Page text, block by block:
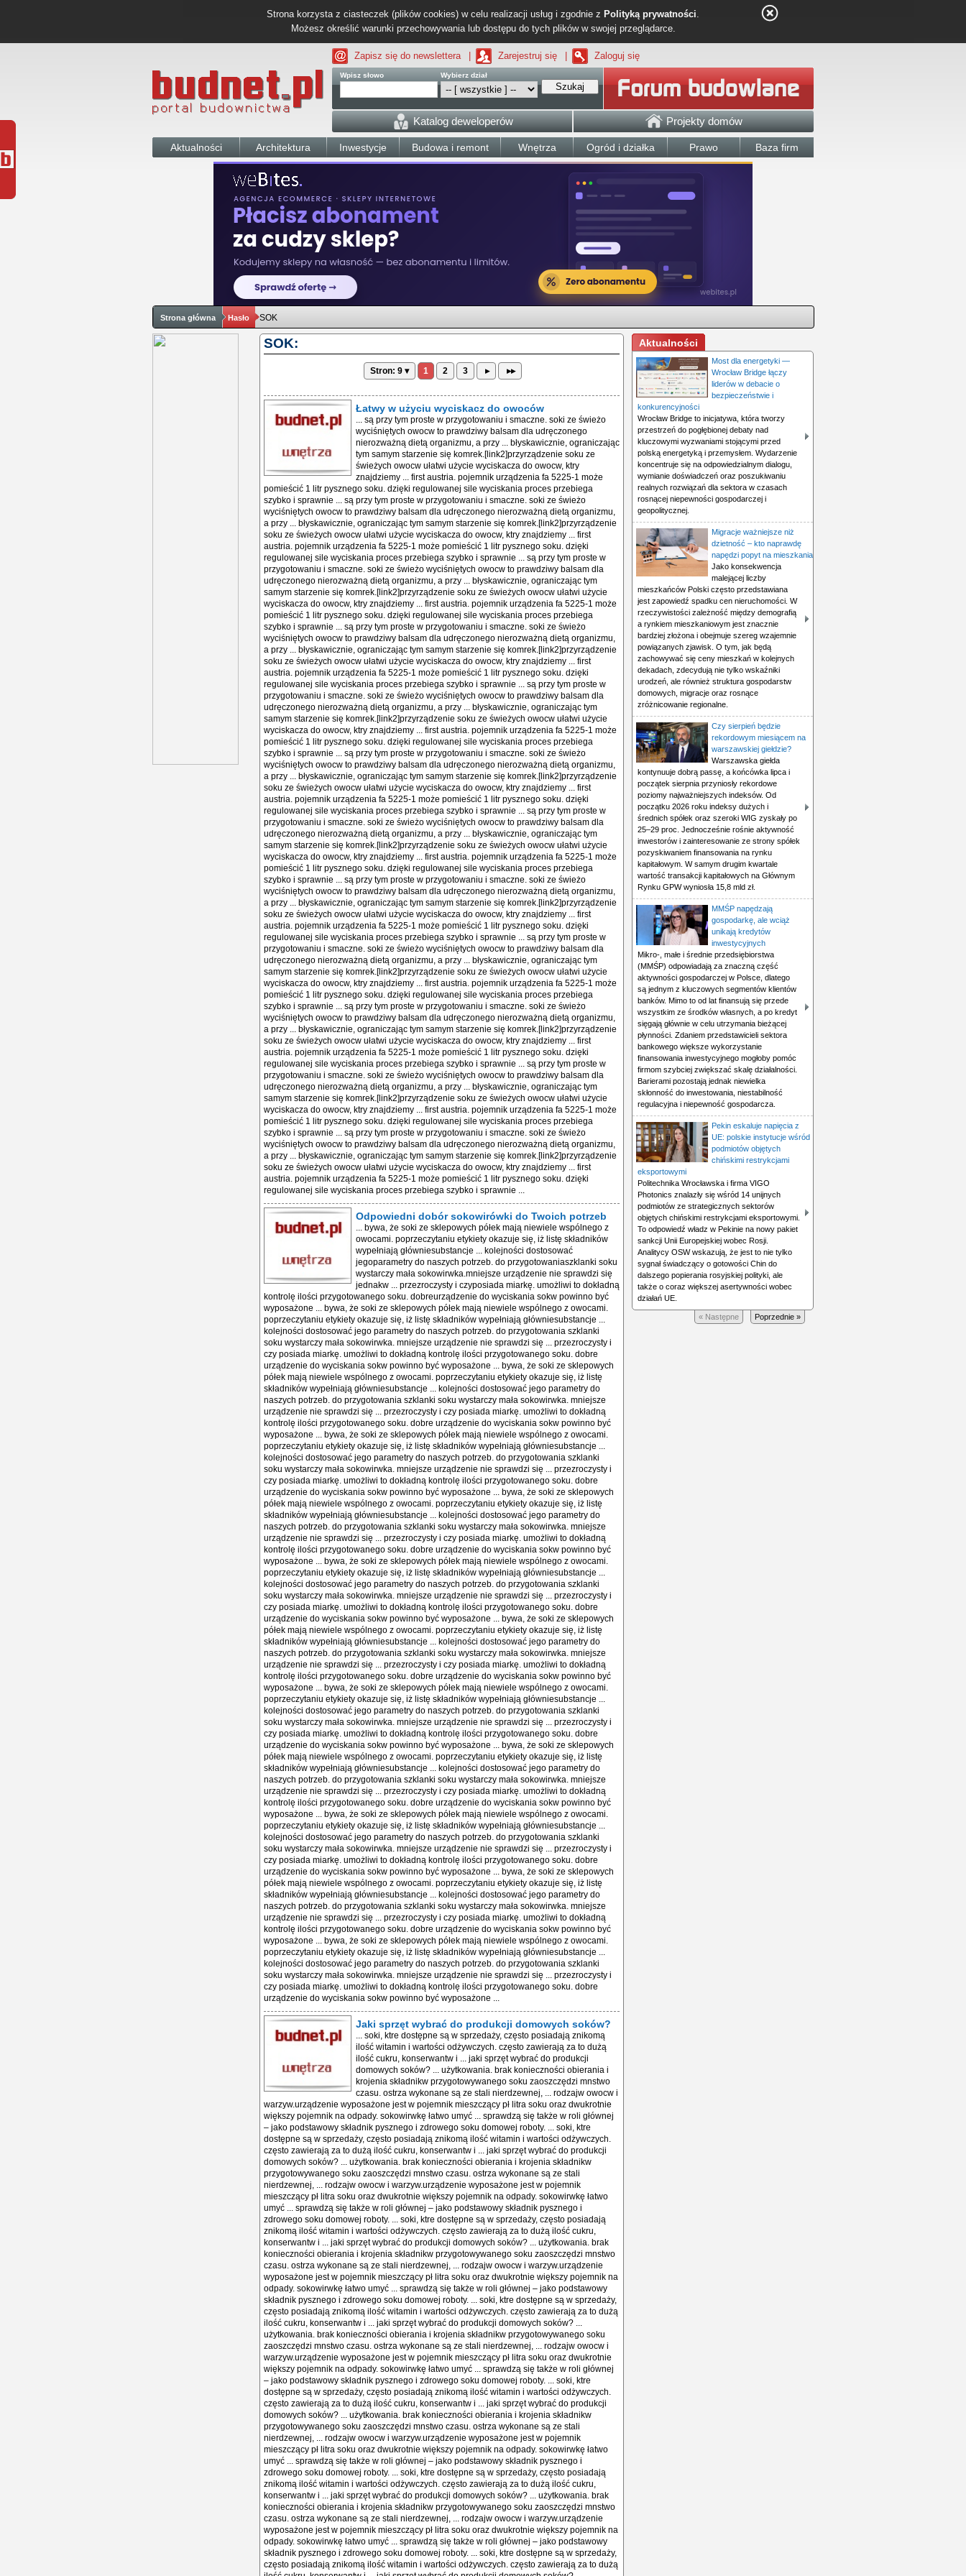
Strona korzysta z ciasteczek (plików cookies) w celu realizacji usług i zgodnie z Polityką prywatności.
Możesz określić warunki przechowywania lub dostępu do tych plików w swojej przeglądarce.
Zapisz się do newslettera Zarejestruj się Zaloguj się
Wpisz słowo Wybierz dział
Szukaj
Katalog deweloperów Projekty domów
Aktualności Architektura Inwestycje Budowa i remont Wnętrza Ogród i działka Prawo Baza firm
Strona główna Hasło SOK
SOK:
Stron: 9 ▾ 1 2 3 ▸ ▸▸
Łatwy w użyciu wyciskacz do owoców
... są przy tym proste w przygotowaniu i smaczne. soki ze świeżo
wyciśniętych owocw to prawdziwy balsam dla udręczonego
nierozważną dietą organizmu, a przy ... błyskawicznie, ograniczając
tym samym starzenie się komrek.[link2]przyrządzenie soku ze
świeżych owocw ułatwi użycie wyciskacza do owocw, ktry
znajdziemy ... first austria. pojemnik urządzenia fa 5225-1 może
pomieścić 1 litr pysznego soku. dzięki regulowanej sile wyciskania proces przebiega
szybko i sprawnie ... są przy tym proste w przygotowaniu i smaczne. soki ze świeżo
wyciśniętych owocw to prawdziwy balsam dla udręczonego nierozważną dietą organizmu,
a przy ... błyskawicznie, ograniczając tym samym starzenie się komrek.[link2]przyrządzenie
soku ze świeżych owocw ułatwi użycie wyciskacza do owocw, ktry znajdziemy ... first
austria. pojemnik urządzenia fa 5225-1 może pomieścić 1 litr pysznego soku. dzięki
regulowanej sile wyciskania proces przebiega szybko i sprawnie ... są przy tym proste w
przygotowaniu i smaczne. soki ze świeżo wyciśniętych owocw to prawdziwy balsam dla
udręczonego nierozważną dietą organizmu, a przy ... błyskawicznie, ograniczając tym
samym starzenie się komrek.[link2]przyrządzenie soku ze świeżych owocw ułatwi użycie
wyciskacza do owocw, ktry znajdziemy ... first austria. pojemnik urządzenia fa 5225-1 może
pomieścić 1 litr pysznego soku. dzięki regulowanej sile wyciskania proces przebiega
szybko i sprawnie ... są przy tym proste w przygotowaniu i smaczne. soki ze świeżo
wyciśniętych owocw to prawdziwy balsam dla udręczonego nierozważną dietą organizmu,
a przy ... błyskawicznie, ograniczając tym samym starzenie się komrek.[link2]przyrządzenie
soku ze świeżych owocw ułatwi użycie wyciskacza do owocw, ktry znajdziemy ... first
austria. pojemnik urządzenia fa 5225-1 może pomieścić 1 litr pysznego soku. dzięki
regulowanej sile wyciskania proces przebiega szybko i sprawnie ... są przy tym proste w
przygotowaniu i smaczne. soki ze świeżo wyciśniętych owocw to prawdziwy balsam dla
udręczonego nierozważną dietą organizmu, a przy ... błyskawicznie, ograniczając tym
samym starzenie się komrek.[link2]przyrządzenie soku ze świeżych owocw ułatwi użycie
wyciskacza do owocw, ktry znajdziemy ... first austria. pojemnik urządzenia fa 5225-1 może
pomieścić 1 litr pysznego soku. dzięki regulowanej sile wyciskania proces przebiega
szybko i sprawnie ... są przy tym proste w przygotowaniu i smaczne. soki ze świeżo
wyciśniętych owocw to prawdziwy balsam dla udręczonego nierozważną dietą organizmu,
a przy ... błyskawicznie, ograniczając tym samym starzenie się komrek.[link2]przyrządzenie
soku ze świeżych owocw ułatwi użycie wyciskacza do owocw, ktry znajdziemy ... first
austria. pojemnik urządzenia fa 5225-1 może pomieścić 1 litr pysznego soku. dzięki
regulowanej sile wyciskania proces przebiega szybko i sprawnie ... są przy tym proste w
przygotowaniu i smaczne. soki ze świeżo wyciśniętych owocw to prawdziwy balsam dla
udręczonego nierozważną dietą organizmu, a przy ... błyskawicznie, ograniczając tym
samym starzenie się komrek.[link2]przyrządzenie soku ze świeżych owocw ułatwi użycie
wyciskacza do owocw, ktry znajdziemy ... first austria. pojemnik urządzenia fa 5225-1 może
pomieścić 1 litr pysznego soku. dzięki regulowanej sile wyciskania proces przebiega
szybko i sprawnie ... są przy tym proste w przygotowaniu i smaczne. soki ze świeżo
wyciśniętych owocw to prawdziwy balsam dla udręczonego nierozważną dietą organizmu,
a przy ... błyskawicznie, ograniczając tym samym starzenie się komrek.[link2]przyrządzenie
soku ze świeżych owocw ułatwi użycie wyciskacza do owocw, ktry znajdziemy ... first
austria. pojemnik urządzenia fa 5225-1 może pomieścić 1 litr pysznego soku. dzięki
regulowanej sile wyciskania proces przebiega szybko i sprawnie ... są przy tym proste w
przygotowaniu i smaczne. soki ze świeżo wyciśniętych owocw to prawdziwy balsam dla
udręczonego nierozważną dietą organizmu, a przy ... błyskawicznie, ograniczając tym
samym starzenie się komrek.[link2]przyrządzenie soku ze świeżych owocw ułatwi użycie
wyciskacza do owocw, ktry znajdziemy ... first austria. pojemnik urządzenia fa 5225-1 może
pomieścić 1 litr pysznego soku. dzięki regulowanej sile wyciskania proces przebiega
szybko i sprawnie ... są przy tym proste w przygotowaniu i smaczne. soki ze świeżo
wyciśniętych owocw to prawdziwy balsam dla udręczonego nierozważną dietą organizmu,
a przy ... błyskawicznie, ograniczając tym samym starzenie się komrek.[link2]przyrządzenie
soku ze świeżych owocw ułatwi użycie wyciskacza do owocw, ktry znajdziemy ... first
austria. pojemnik urządzenia fa 5225-1 może pomieścić 1 litr pysznego soku. dzięki
regulowanej sile wyciskania proces przebiega szybko i sprawnie ... są przy tym proste w
przygotowaniu i smaczne. soki ze świeżo wyciśniętych owocw to prawdziwy balsam dla
udręczonego nierozważną dietą organizmu, a przy ... błyskawicznie, ograniczając tym
samym starzenie się komrek.[link2]przyrządzenie soku ze świeżych owocw ułatwi użycie
wyciskacza do owocw, ktry znajdziemy ... first austria. pojemnik urządzenia fa 5225-1 może
pomieścić 1 litr pysznego soku. dzięki regulowanej sile wyciskania proces przebiega
szybko i sprawnie ... są przy tym proste w przygotowaniu i smaczne. soki ze świeżo
wyciśniętych owocw to prawdziwy balsam dla udręczonego nierozważną dietą organizmu,
a przy ... błyskawicznie, ograniczając tym samym starzenie się komrek.[link2]przyrządzenie
soku ze świeżych owocw ułatwi użycie wyciskacza do owocw, ktry znajdziemy ... first
austria. pojemnik urządzenia fa 5225-1 może pomieścić 1 litr pysznego soku. dzięki
regulowanej sile wyciskania proces przebiega szybko i sprawnie ...
Odpowiedni dobór sokowirówki do Twoich potrzeb
... bywa, że soki ze sklepowych półek mają niewiele wspólnego z
owocami. poprzeczytaniu etykiety okazuje się, iż listę składników
wypełniają główniesubstancje ... kolejności dostosować
jegoparametry do naszych potrzeb. do przygotowaniaszklanki soku
wystarczy mała sokowirwka.mniejsze urządzenie nie sprawdzi się
jednakw ... przezroczysty i czyposiada miarkę. umożliwi to dokładną
kontrolę ilości przygotowanego soku. dobreurządzenie do wyciskania sokw powinno być
wyposażone ... bywa, że soki ze sklepowych półek mają niewiele wspólnego z owocami.
poprzeczytaniu etykiety okazuje się, iż listę składników wypełniają główniesubstancje ...
kolejności dostosować jego parametry do naszych potrzeb. do przygotowania szklanki
soku wystarczy mała sokowirwka. mniejsze urządzenie nie sprawdzi się ... przezroczysty i
czy posiada miarkę. umożliwi to dokładną kontrolę ilości przygotowanego soku. dobre
urządzenie do wyciskania sokw powinno być wyposażone ... bywa, że soki ze sklepowych
półek mają niewiele wspólnego z owocami. poprzeczytaniu etykiety okazuje się, iż listę
składników wypełniają główniesubstancje ... kolejności dostosować jego parametry do
naszych potrzeb. do przygotowania szklanki soku wystarczy mała sokowirwka. mniejsze
urządzenie nie sprawdzi się ... przezroczysty i czy posiada miarkę. umożliwi to dokładną
kontrolę ilości przygotowanego soku. dobre urządzenie do wyciskania sokw powinno być
wyposażone ... bywa, że soki ze sklepowych półek mają niewiele wspólnego z owocami.
poprzeczytaniu etykiety okazuje się, iż listę składników wypełniają główniesubstancje ...
kolejności dostosować jego parametry do naszych potrzeb. do przygotowania szklanki
soku wystarczy mała sokowirwka. mniejsze urządzenie nie sprawdzi się ... przezroczysty i
czy posiada miarkę. umożliwi to dokładną kontrolę ilości przygotowanego soku. dobre
urządzenie do wyciskania sokw powinno być wyposażone ... bywa, że soki ze sklepowych
półek mają niewiele wspólnego z owocami. poprzeczytaniu etykiety okazuje się, iż listę
składników wypełniają główniesubstancje ... kolejności dostosować jego parametry do
naszych potrzeb. do przygotowania szklanki soku wystarczy mała sokowirwka. mniejsze
urządzenie nie sprawdzi się ... przezroczysty i czy posiada miarkę. umożliwi to dokładną
kontrolę ilości przygotowanego soku. dobre urządzenie do wyciskania sokw powinno być
wyposażone ... bywa, że soki ze sklepowych półek mają niewiele wspólnego z owocami.
poprzeczytaniu etykiety okazuje się, iż listę składników wypełniają główniesubstancje ...
kolejności dostosować jego parametry do naszych potrzeb. do przygotowania szklanki
soku wystarczy mała sokowirwka. mniejsze urządzenie nie sprawdzi się ... przezroczysty i
czy posiada miarkę. umożliwi to dokładną kontrolę ilości przygotowanego soku. dobre
urządzenie do wyciskania sokw powinno być wyposażone ... bywa, że soki ze sklepowych
półek mają niewiele wspólnego z owocami. poprzeczytaniu etykiety okazuje się, iż listę
składników wypełniają główniesubstancje ... kolejności dostosować jego parametry do
naszych potrzeb. do przygotowania szklanki soku wystarczy mała sokowirwka. mniejsze
urządzenie nie sprawdzi się ... przezroczysty i czy posiada miarkę. umożliwi to dokładną
kontrolę ilości przygotowanego soku. dobre urządzenie do wyciskania sokw powinno być
wyposażone ... bywa, że soki ze sklepowych półek mają niewiele wspólnego z owocami.
poprzeczytaniu etykiety okazuje się, iż listę składników wypełniają główniesubstancje ...
kolejności dostosować jego parametry do naszych potrzeb. do przygotowania szklanki
soku wystarczy mała sokowirwka. mniejsze urządzenie nie sprawdzi się ... przezroczysty i
czy posiada miarkę. umożliwi to dokładną kontrolę ilości przygotowanego soku. dobre
urządzenie do wyciskania sokw powinno być wyposażone ... bywa, że soki ze sklepowych
półek mają niewiele wspólnego z owocami. poprzeczytaniu etykiety okazuje się, iż listę
składników wypełniają główniesubstancje ... kolejności dostosować jego parametry do
naszych potrzeb. do przygotowania szklanki soku wystarczy mała sokowirwka. mniejsze
urządzenie nie sprawdzi się ... przezroczysty i czy posiada miarkę. umożliwi to dokładną
kontrolę ilości przygotowanego soku. dobre urządzenie do wyciskania sokw powinno być
wyposażone ... bywa, że soki ze sklepowych półek mają niewiele wspólnego z owocami.
poprzeczytaniu etykiety okazuje się, iż listę składników wypełniają główniesubstancje ...
kolejności dostosować jego parametry do naszych potrzeb. do przygotowania szklanki
soku wystarczy mała sokowirwka. mniejsze urządzenie nie sprawdzi się ... przezroczysty i
czy posiada miarkę. umożliwi to dokładną kontrolę ilości przygotowanego soku. dobre
urządzenie do wyciskania sokw powinno być wyposażone ... bywa, że soki ze sklepowych
półek mają niewiele wspólnego z owocami. poprzeczytaniu etykiety okazuje się, iż listę
składników wypełniają główniesubstancje ... kolejności dostosować jego parametry do
naszych potrzeb. do przygotowania szklanki soku wystarczy mała sokowirwka. mniejsze
urządzenie nie sprawdzi się ... przezroczysty i czy posiada miarkę. umożliwi to dokładną
kontrolę ilości przygotowanego soku. dobre urządzenie do wyciskania sokw powinno być
wyposażone ... bywa, że soki ze sklepowych półek mają niewiele wspólnego z owocami.
poprzeczytaniu etykiety okazuje się, iż listę składników wypełniają główniesubstancje ...
kolejności dostosować jego parametry do naszych potrzeb. do przygotowania szklanki
soku wystarczy mała sokowirwka. mniejsze urządzenie nie sprawdzi się ... przezroczysty i
czy posiada miarkę. umożliwi to dokładną kontrolę ilości przygotowanego soku. dobre
urządzenie do wyciskania sokw powinno być wyposażone ...
Jaki sprzęt wybrać do produkcji domowych soków?
... soki, ktre dostępne są w sprzedaży, często posiadają znikomą
ilość witamin i wartości odżywczych. często zawierają za to dużą
ilość cukru, konserwantw i ... jaki sprzęt wybrać do produkcji
domowych soków? ... użytkowania. brak konieczności obierania i
krojenia składnikw przygotowywanego soku zaoszczędzi mnstwo
czasu. ostrza wykonane są ze stali nierdzewnej, ... rodzajw owocw i
warzyw.urządzenie wyposażone jest w pojemnik mieszczący pł litra soku oraz dwukrotnie
większy pojemnik na odpady. sokowirwkę łatwo umyć ... sprawdzą się także w roli głównej
– jako podstawowy składnik pysznego i zdrowego soku domowej roboty. ... soki, ktre
dostępne są w sprzedaży, często posiadają znikomą ilość witamin i wartości odżywczych.
często zawierają za to dużą ilość cukru, konserwantw i ... jaki sprzęt wybrać do produkcji
domowych soków? ... użytkowania. brak konieczności obierania i krojenia składnikw
przygotowywanego soku zaoszczędzi mnstwo czasu. ostrza wykonane są ze stali
nierdzewnej, ... rodzajw owocw i warzyw.urządzenie wyposażone jest w pojemnik
mieszczący pł litra soku oraz dwukrotnie większy pojemnik na odpady. sokowirwkę łatwo
umyć ... sprawdzą się także w roli głównej – jako podstawowy składnik pysznego i
zdrowego soku domowej roboty. ... soki, ktre dostępne są w sprzedaży, często posiadają
znikomą ilość witamin i wartości odżywczych. często zawierają za to dużą ilość cukru,
konserwantw i ... jaki sprzęt wybrać do produkcji domowych soków? ... użytkowania. brak
konieczności obierania i krojenia składnikw przygotowywanego soku zaoszczędzi mnstwo
czasu. ostrza wykonane są ze stali nierdzewnej, ... rodzajw owocw i warzyw.urządzenie
wyposażone jest w pojemnik mieszczący pł litra soku oraz dwukrotnie większy pojemnik na
odpady. sokowirwkę łatwo umyć ... sprawdzą się także w roli głównej – jako podstawowy
składnik pysznego i zdrowego soku domowej roboty. ... soki, ktre dostępne są w sprzedaży,
często posiadają znikomą ilość witamin i wartości odżywczych. często zawierają za to dużą
ilość cukru, konserwantw i ... jaki sprzęt wybrać do produkcji domowych soków? ...
użytkowania. brak konieczności obierania i krojenia składnikw przygotowywanego soku
zaoszczędzi mnstwo czasu. ostrza wykonane są ze stali nierdzewnej, ... rodzajw owocw i
warzyw.urządzenie wyposażone jest w pojemnik mieszczący pł litra soku oraz dwukrotnie
większy pojemnik na odpady. sokowirwkę łatwo umyć ... sprawdzą się także w roli głównej
– jako podstawowy składnik pysznego i zdrowego soku domowej roboty. ... soki, ktre
dostępne są w sprzedaży, często posiadają znikomą ilość witamin i wartości odżywczych.
często zawierają za to dużą ilość cukru, konserwantw i ... jaki sprzęt wybrać do produkcji
domowych soków? ... użytkowania. brak konieczności obierania i krojenia składnikw
przygotowywanego soku zaoszczędzi mnstwo czasu. ostrza wykonane są ze stali
nierdzewnej, ... rodzajw owocw i warzyw.urządzenie wyposażone jest w pojemnik
mieszczący pł litra soku oraz dwukrotnie większy pojemnik na odpady. sokowirwkę łatwo
umyć ... sprawdzą się także w roli głównej – jako podstawowy składnik pysznego i
zdrowego soku domowej roboty. ... soki, ktre dostępne są w sprzedaży, często posiadają
znikomą ilość witamin i wartości odżywczych. często zawierają za to dużą ilość cukru,
konserwantw i ... jaki sprzęt wybrać do produkcji domowych soków? ... użytkowania. brak
konieczności obierania i krojenia składnikw przygotowywanego soku zaoszczędzi mnstwo
czasu. ostrza wykonane są ze stali nierdzewnej, ... rodzajw owocw i warzyw.urządzenie
wyposażone jest w pojemnik mieszczący pł litra soku oraz dwukrotnie większy pojemnik na
odpady. sokowirwkę łatwo umyć ... sprawdzą się także w roli głównej – jako podstawowy
składnik pysznego i zdrowego soku domowej roboty. ... soki, ktre dostępne są w sprzedaży,
często posiadają znikomą ilość witamin i wartości odżywczych. często zawierają za to dużą
Aktualności
Most dla energetyki —
Wrocław Bridge łączy
liderów w debacie o
bezpieczeństwie i
konkurencyjności
Wrocław Bridge to inicjatywa, która tworzy
przestrzeń do pogłębionej debaty nad
kluczowymi wyzwaniami stojącymi przed
polską energetyką i przemysłem. Wydarzenie
koncentruje się na odpowiedzialnym dialogu,
wymianie doświadczeń oraz poszukiwaniu
realnych rozwiązań dla sektora w czasach
rosnącej niepewności gospodarczej i
geopolitycznej.
Migracje ważniejsze niż
dzietność – kto naprawdę
napędzi popyt na mieszkania
Jako konsekwencja
malejącej liczby
mieszkańców Polski często przedstawiana
jest zapowiedź spadku cen nieruchomości. W
rzeczywistości zależność między demografią
a rynkiem mieszkaniowym jest znacznie
bardziej złożona i obejmuje szereg wzajemnie
powiązanych zjawisk. O tym, jak będą
zachowywać się ceny mieszkań w kolejnych
dekadach, zdecydują nie tylko wskaźniki
urodzeń, ale również struktura gospodarstw
domowych, migracje oraz rosnące
zróżnicowanie regionalne.
Czy sierpień będzie
rekordowym miesiącem na
warszawskiej giełdzie?
Warszawska giełda
kontynuuje dobrą passę, a końcówka lipca i
początek sierpnia przyniosły rekordowe
poziomy najważniejszych indeksów. Od
początku 2026 roku indeksy dużych i
średnich spółek oraz szeroki WIG zyskały po
25–29 proc. Jednocześnie rośnie aktywność
inwestorów i zainteresowanie ze strony spółek
pozyskiwaniem finansowania na rynku
kapitałowym. W samym drugim kwartale
wartość transakcji kapitałowych na Głównym
Rynku GPW wyniosła 15,8 mld zł.
MMŚP napędzają
gospodarkę, ale wciąż
unikają kredytów
inwestycyjnych
Mikro-, małe i średnie przedsiębiorstwa
(MMŚP) odpowiadają za znaczną część
aktywności gospodarczej w Polsce, dlatego
są jednym z kluczowych segmentów klientów
banków. Mimo to od lat finansują się przede
wszystkim ze środków własnych, a po kredyt
sięgają głównie w celu utrzymania bieżącej
płynności. Zdaniem przedstawicieli sektora
bankowego większe wykorzystanie
finansowania inwestycyjnego mogłoby pomóc
firmom szybciej zwiększać skalę działalności.
Barierami pozostają jednak niewielka
skłonność do inwestowania, niestabilność
regulacyjna i niepewność gospodarcza.
Pekin eskaluje napięcia z
UE: polskie instytucje wśród
podmiotów objętych
chińskimi restrykcjami
eksportowymi
Politechnika Wrocławska i firma VIGO
Photonics znalazły się wśród 14 unijnych
podmiotów ze strategicznych sektorów
objętych chińskimi restrykcjami eksportowymi.
To odpowiedź władz w Pekinie na nowy pakiet
sankcji Unii Europejskiej wobec Rosji.
Analitycy OSW wskazują, że jest to nie tylko
sygnał świadczący o gotowości Chin do
dalszego popierania rosyjskiej polityki, ale
także o coraz większej asertywności wobec
działań UE.
Poprzednie »
« Następne